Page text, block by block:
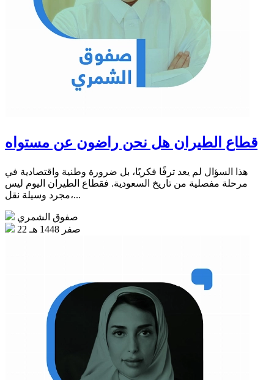
قطاع الطيران هل نحن راضون عن مستواه
هذا السؤال لم يعد ترفًا فكريًا، بل ضرورة وطنية واقتصادية في
مرحلة مفصلية من تاريخ السعودية. فقطاع الطيران اليوم ليس
مجرد وسيلة نقل،...
صفوق الشمري
22 صفر 1448 هـ